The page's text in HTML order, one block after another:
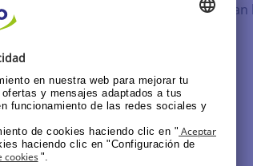
nervaduras ranuradas que
la cabeza del usuario.